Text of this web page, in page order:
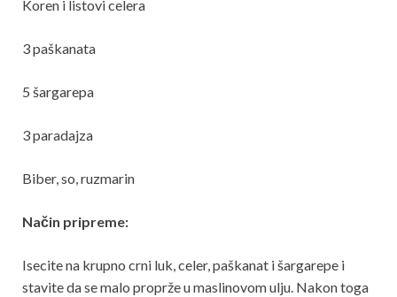
Koren i listovi celera
3 paškanata
5 šargarepa
3 paradajza
Biber, so, ruzmarin
Način pripreme:
Isecite na krupno crni luk, celer, paškanat i šargarepe i
stavite da se malo proprže u maslinovom ulju. Nakon toga